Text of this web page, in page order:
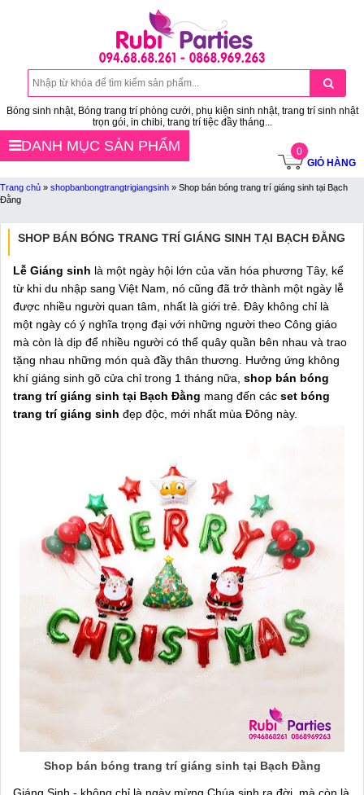
Bóng sinh nhật, Bóng trang trí phòng cưới, phụ kiện sinh nhật, trang trí sinh nhật
trọn gói, in chibi, trang trí tiệc đầy tháng...
0
GIỎ HÀNG
DANH MỤC SẢN PHẨM
Trang chủ » shopbanbongtrangtrigiangsinh » Shop bán bóng trang trí giáng sinh tại Bạch
Đằng
SHOP BÁN BÓNG TRANG TRÍ GIÁNG SINH TẠI BẠCH ĐẰNG
Lễ Giáng sinh là một ngày hội lớn của văn hóa phương Tây, kể
từ khi du nhập sang Việt Nam, nó cũng đã trở thành một ngày lễ
được nhiều người quan tâm, nhất là giới trẻ. Đây không chỉ là
một ngày có ý nghĩa trọng đại với những người theo Công giáo
mà còn là dịp để nhiều người có thể quây quần bên nhau và trao
tặng nhau những món quà đầy thân thương. Hưởng ứng không
khí giáng sinh gõ cửa chỉ trong 1 tháng nữa, shop bán bóng
trang trí giáng sinh tại Bạch Đằng mang đến các set bóng
trang trí giáng sinh đẹp độc, mới nhất mùa Đông này.
Shop bán bóng trang trí giáng sinh tại Bạch Đằng